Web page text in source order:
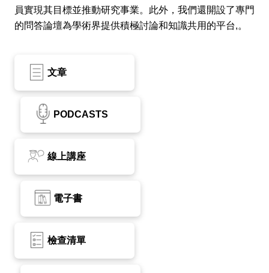
員實現其目標並推動研究事業。此外，我們還開設了專門
的問答論壇為學術界提供積極討論和知識共用的平台,。
文章
PODCASTS
線上講座
電子書
檢查清單